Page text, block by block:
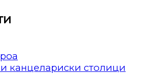
и канцелариски столици